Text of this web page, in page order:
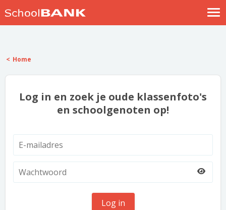
Help
Home
Log in en zoek je oude klassenfoto's
en schoolgenoten op!
Log in